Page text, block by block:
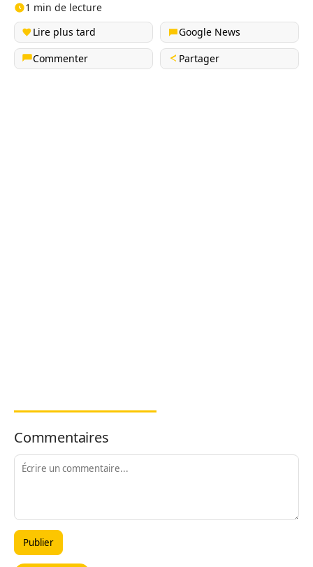
1 min de lecture
Lire plus tard
Google News
Commenter
Partager
Commentaires
Publier